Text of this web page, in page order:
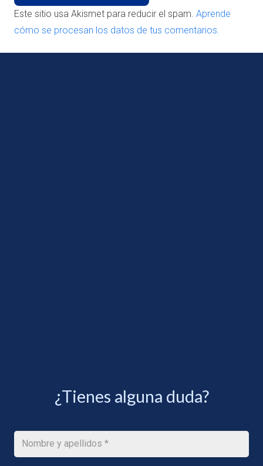
Este sitio usa Akismet para reducir el spam. Aprende
cómo se procesan los datos de tus comentarios.
¿Tienes alguna duda?